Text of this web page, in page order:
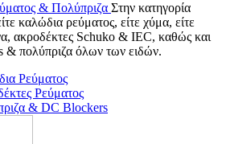
& Πολύπριζα Στην κατηγορία
καλώδια ρεύματος, είτε χύμα, είτε
ακροδέκτες Schuko & IEC, καθώς και
πολύπριζα όλων των ειδών.
Ρεύματος
Ρεύματος
& DC Blockers